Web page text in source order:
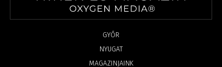
GYŐR
NYUGAT
MAGAZINJAINK